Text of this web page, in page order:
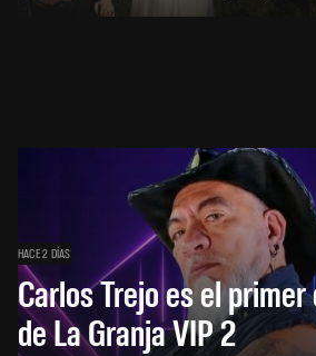
HACE 2 DÍAS
Carlos Trejo es el
de La Granja VIP 2